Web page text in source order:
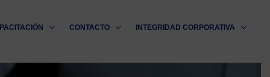
CONTACTO INTEGRIDAD CORPORATIVA